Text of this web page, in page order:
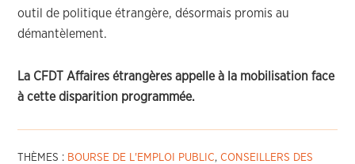
outil de politique étrangère, désormais promis au
démantèlement.
La CFDT Affaires étrangères appelle à la mobilisation face
à cette disparition programmée.
THÈMES : BOURSE DE L'EMPLOI PUBLIC,CONSEILLERS DES